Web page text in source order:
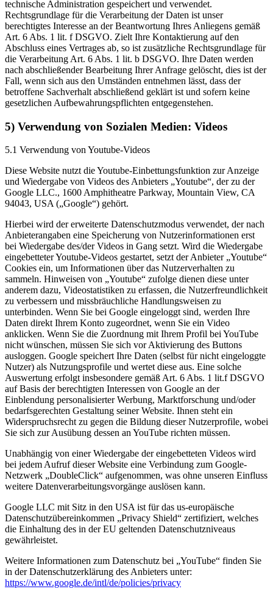
technische Administration gespeichert und verwendet.
Rechtsgrundlage für die Verarbeitung der Daten ist unser
berechtigtes Interesse an der Beantwortung Ihres Anliegens gemäß
Art. 6 Abs. 1 lit. f DSGVO. Zielt Ihre Kontaktierung auf den
Abschluss eines Vertrages ab, so ist zusätzliche Rechtsgrundlage für
die Verarbeitung Art. 6 Abs. 1 lit. b DSGVO. Ihre Daten werden
nach abschließender Bearbeitung Ihrer Anfrage gelöscht, dies ist der
Fall, wenn sich aus den Umständen entnehmen lässt, dass der
betroffene Sachverhalt abschließend geklärt ist und sofern keine
gesetzlichen Aufbewahrungspflichten entgegenstehen.
5) Verwendung von Sozialen Medien: Videos
5.1 Verwendung von Youtube-Videos
Diese Website nutzt die Youtube-Einbettungsfunktion zur Anzeige
und Wiedergabe von Videos des Anbieters „Youtube“, der zu der
Google LLC., 1600 Amphitheatre Parkway, Mountain View, CA
94043, USA („Google“) gehört.
Hierbei wird der erweiterte Datenschutzmodus verwendet, der nach
Anbieterangaben eine Speicherung von Nutzerinformationen erst
bei Wiedergabe des/der Videos in Gang setzt. Wird die Wiedergabe
eingebetteter Youtube-Videos gestartet, setzt der Anbieter „Youtube“
Cookies ein, um Informationen über das Nutzerverhalten zu
sammeln. Hinweisen von „Youtube“ zufolge dienen diese unter
anderem dazu, Videostatistiken zu erfassen, die Nutzerfreundlichkeit
zu verbessern und missbräuchliche Handlungsweisen zu
unterbinden. Wenn Sie bei Google eingeloggt sind, werden Ihre
Daten direkt Ihrem Konto zugeordnet, wenn Sie ein Video
anklicken. Wenn Sie die Zuordnung mit Ihrem Profil bei YouTube
nicht wünschen, müssen Sie sich vor Aktivierung des Buttons
ausloggen. Google speichert Ihre Daten (selbst für nicht eingeloggte
Nutzer) als Nutzungsprofile und wertet diese aus. Eine solche
Auswertung erfolgt insbesondere gemäß Art. 6 Abs. 1 lit.f DSGVO
auf Basis der berechtigten Interessen von Google an der
Einblendung personalisierter Werbung, Marktforschung und/oder
bedarfsgerechten Gestaltung seiner Website. Ihnen steht ein
Widerspruchsrecht zu gegen die Bildung dieser Nutzerprofile, wobei
Sie sich zur Ausübung dessen an YouTube richten müssen.
Unabhängig von einer Wiedergabe der eingebetteten Videos wird
bei jedem Aufruf dieser Website eine Verbindung zum Google-
Netzwerk „DoubleClick“ aufgenommen, was ohne unseren Einfluss
weitere Datenverarbeitungsvorgänge auslösen kann.
Google LLC mit Sitz in den USA ist für das us-europäische
Datenschutzübereinkommen „Privacy Shield“ zertifiziert, welches
die Einhaltung des in der EU geltenden Datenschutzniveaus
gewährleistet.
Weitere Informationen zum Datenschutz bei „YouTube“ finden Sie
in der Datenschutzerklärung des Anbieters unter:
https://www.google.de/intl/de/policies/privacy